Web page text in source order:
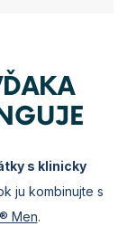
s klinicky
ju kombinujte s
Men.